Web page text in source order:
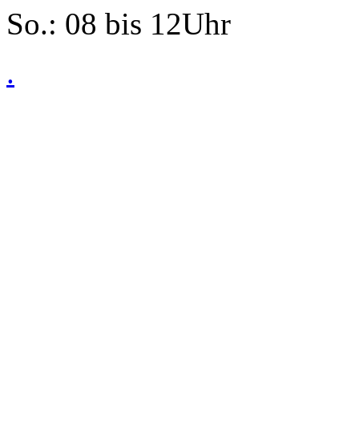
So.: 08 bis 12Uhr
.